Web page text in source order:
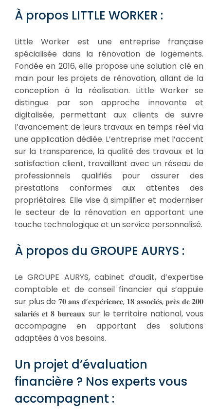
À propos LITTLE WORKER :
Little Worker est une entreprise française
spécialisée dans la rénovation de logements.
Fondée en 2016, elle propose une solution clé en
main pour les projets de rénovation, allant de la
conception à la réalisation. Little Worker se
distingue par son approche innovante et
digitalisée, permettant aux clients de suivre
l’avancement de leurs travaux en temps réel via
une application dédiée. L’entreprise met l’accent
sur la transparence, la qualité des travaux et la
satisfaction client, travaillant avec un réseau de
professionnels qualifiés pour assurer des
prestations conformes aux attentes des
propriétaires. Elle vise à simplifier et moderniser
le secteur de la rénovation en apportant une
touche technologique et un service personnalisé.
À propos du GROUPE AURYS :
Le GROUPE AURYS, cabinet d’audit, d’expertise
comptable et de conseil financier qui s’appuie
sur plus de 𝟕𝟎 𝐚𝐧𝐬 𝐝’𝐞𝐱𝐩𝐞́𝐫𝐢𝐞𝐧𝐜𝐞, 𝟏𝟖 𝐚𝐬𝐬𝐨𝐜𝐢𝐞́𝐬, 𝐩𝐫𝐞̀𝐬 𝐝𝐞 𝟐𝟎𝟎
𝐬𝐚𝐥𝐚𝐫𝐢𝐞́𝐬 𝐞𝐭 𝟖 𝐛𝐮𝐫𝐞𝐚𝐮𝐱 sur le territoire national, vous
accompagne en apportant des solutions
adaptées à vos besoins.
Un projet d’évaluation
financière ? Nos experts vous
accompagnent :